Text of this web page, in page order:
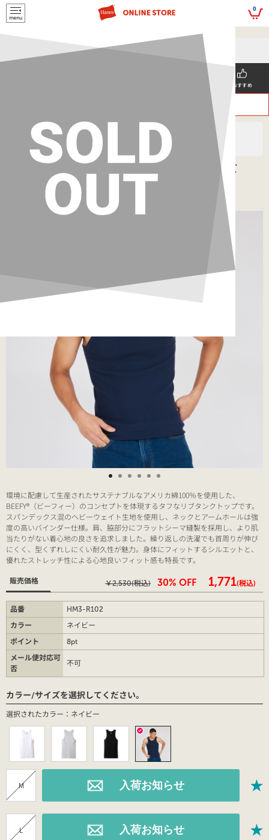
script> 0
5,500円(税込)以上
のご購入で送料を弊社負担で
お届けいたします
メールマガジンの登録で
おすすめ
ヘインズ > MEN'S > タンクトップ
ビーフィー リブタンクトップ 26SS BEEFY-T ヘインズ
(HM3-R102)
環境に配慮して生産されたサステナブルなアメリカ綿100％を使用した、
BEEFY®（ビーフィー）のコンセプトを体現するタフなリブタンクトップです。
スパンデックス混のヘビーウェイト生地を使用し、ネックとアームホールは強
度の高いバインダー仕様。肩、脇部分にフラットシーマ縫製を採用し、より肌
当たりがない着心地の良さを追求しました。繰り返しの洗濯でも首周りが伸び
にくく、型くずれしにくい耐久性が魅力。身体にフィットするシルエットと、
優れたストレッチ性による心地良いフィット感も特長です。
販売価格 ￥2,530(税込) 30% OFF ￥1,771(税込)
品番
HM3-R102
カラー
ネイビー
ポイント
8pt
メール便対応可
否
不可
カラー/サイズを選択してください。
選択されたカラー：ネイビー
M
L